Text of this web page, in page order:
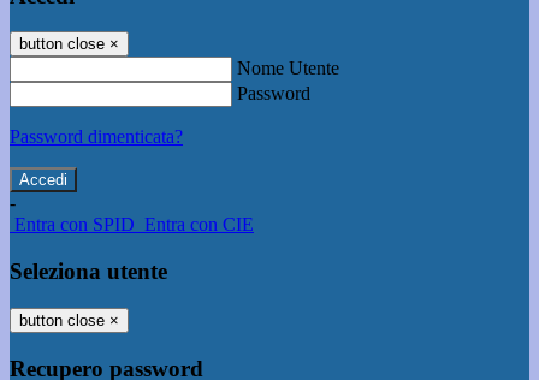
button close ×
Nome Utente
Password
Password dimenticata?
-
Entra con SPID Entra con CIE
Seleziona utente
button close ×
Recupero password